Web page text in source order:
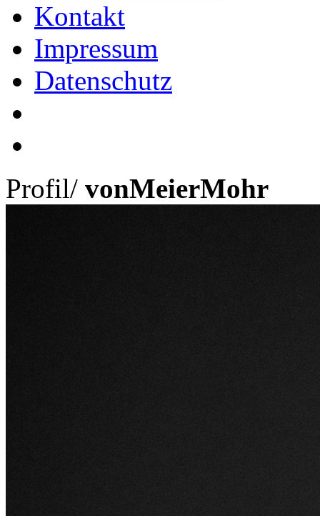
Kontakt
Impressum
Datenschutz
Profil/ vonMeierMohr